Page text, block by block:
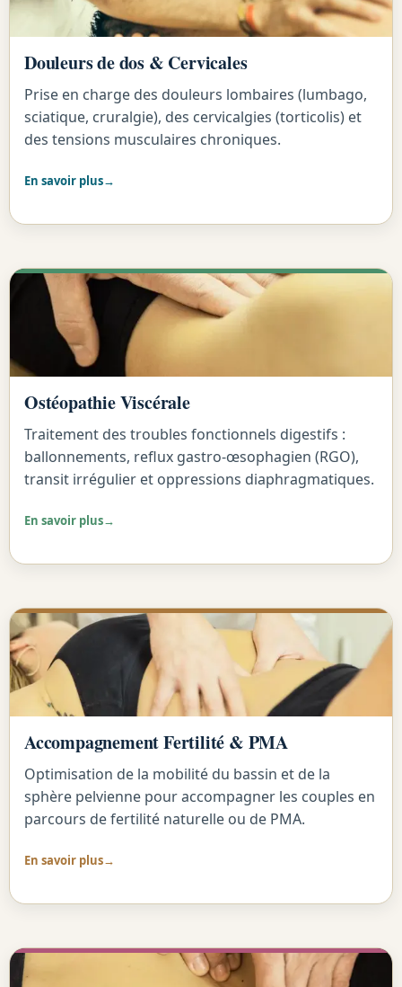
Douleurs de dos & Cervicales
Prise en charge des douleurs lombaires (lumbago,
sciatique, cruralgie), des cervicalgies (torticolis) et
des tensions musculaires chroniques.
En savoir plus
Ostéopathie Viscérale
Traitement des troubles fonctionnels digestifs :
ballonnements, reflux gastro-œsophagien (RGO),
transit irrégulier et oppressions diaphragmatiques.
En savoir plus
Accompagnement Fertilité & PMA
Optimisation de la mobilité du bassin et de la
sphère pelvienne pour accompagner les couples en
parcours de fertilité naturelle ou de PMA.
En savoir plus